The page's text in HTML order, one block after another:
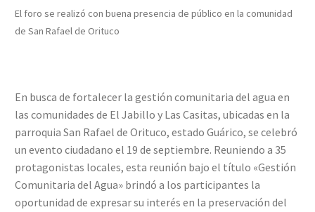
El foro se realizó con buena presencia de público en la comunidad
de San Rafael de Orituco
En busca de fortalecer la gestión comunitaria del agua en
las comunidades de El Jabillo y Las Casitas, ubicadas en la
parroquia San Rafael de Orituco, estado Guárico, se celebró
un evento ciudadano el 19 de septiembre. Reuniendo a 35
protagonistas locales, esta reunión bajo el título «Gestión
Comunitaria del Agua» brindó a los participantes la
oportunidad de expresar su interés en la preservación del